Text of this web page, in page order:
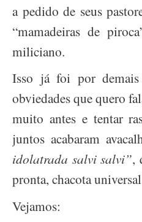
a pedido de seus
“mamadeiras de
miliciano.
Isso já foi por demais
obviedades que quero
muito antes e tentar
juntos acabaram
idolatrada salvi salvi”,
pronta, chacota
Vejamos: